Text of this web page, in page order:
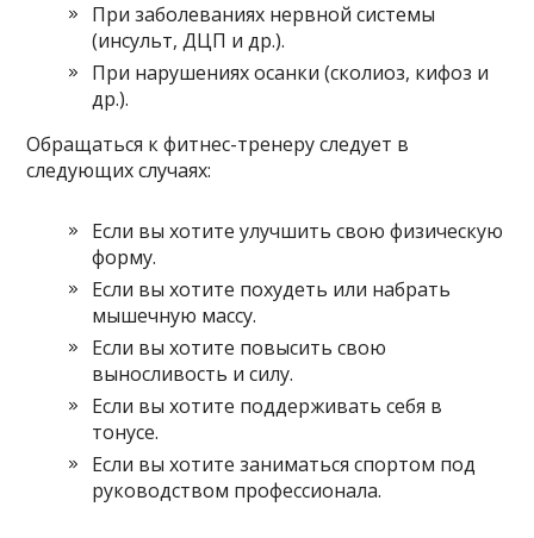
При заболеваниях нервной системы
(инсульт, ДЦП и др.).
При нарушениях осанки (сколиоз, кифоз и
др.).
Обращаться к фитнес-тренеру следует в
следующих случаях:
Если вы хотите улучшить свою физическую
форму.
Если вы хотите похудеть или набрать
мышечную массу.
Если вы хотите повысить свою
выносливость и силу.
Если вы хотите поддерживать себя в
тонусе.
Если вы хотите заниматься спортом под
руководством профессионала.